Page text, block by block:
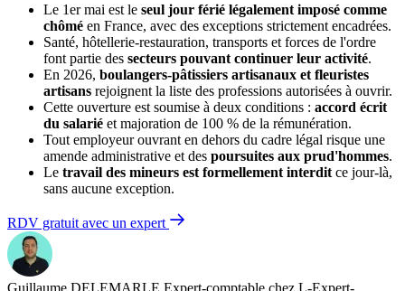
Le 1er mai est le seul jour férié légalement imposé comme
chômé en France, avec des exceptions strictement encadrées.
Santé, hôtellerie-restauration, transports et forces de l'ordre
font partie des secteurs pouvant continuer leur activité.
En 2026, boulangers-pâtissiers artisanaux et fleuristes
artisans rejoignent la liste des professions autorisées à ouvrir.
Cette ouverture est soumise à deux conditions : accord écrit
du salarié et majoration de 100 % de la rémunération.
Tout employeur ouvrant en dehors du cadre légal risque une
amende administrative et des poursuites aux prud'hommes.
Le travail des mineurs est formellement interdit ce jour-là,
sans aucune exception.
RDV gratuit avec un expert
Guillaume DELEMARLE Expert-comptable chez L-Expert-